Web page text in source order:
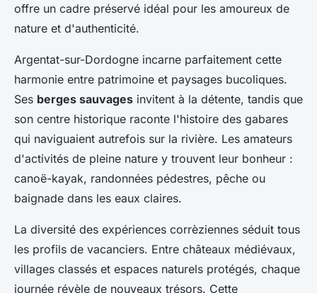
offre un cadre préservé idéal pour les amoureux de
nature et d'authenticité.
Argentat-sur-Dordogne incarne parfaitement cette
harmonie entre patrimoine et paysages bucoliques.
Ses berges sauvages invitent à la détente, tandis que
son centre historique raconte l'histoire des gabares
qui naviguaient autrefois sur la rivière. Les amateurs
d'activités de pleine nature y trouvent leur bonheur :
canoë-kayak, randonnées pédestres, pêche ou
baignade dans les eaux claires.
La diversité des expériences corrèziennes séduit tous
les profils de vacanciers. Entre châteaux médiévaux,
villages classés et espaces naturels protégés, chaque
journée révèle de nouveaux trésors. Cette